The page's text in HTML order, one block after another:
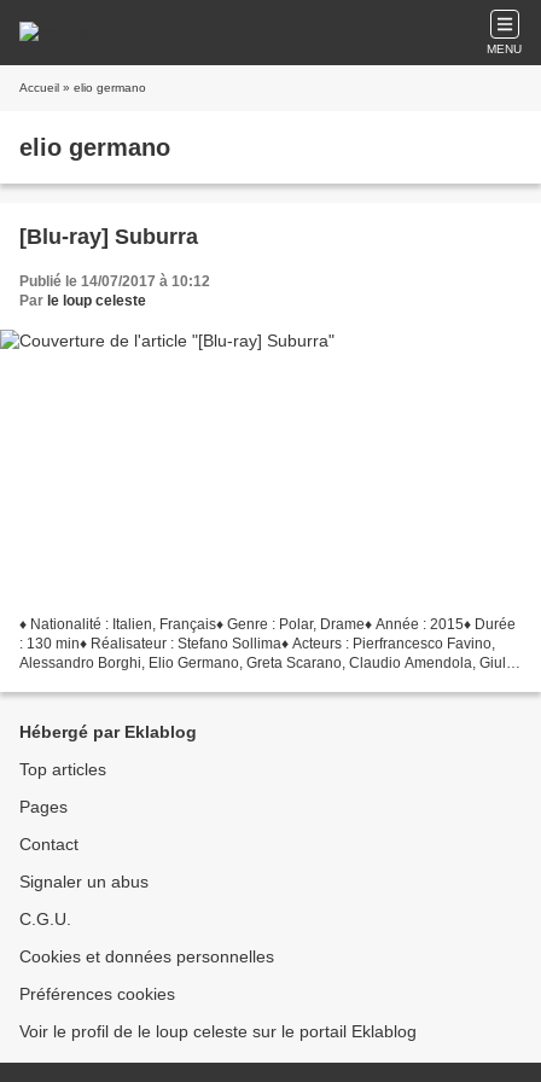
MENU
Accueil » elio germano
elio germano
[Blu-ray] Suburra
Publié le 14/07/2017 à 10:12
Par le loup celeste
♦ Nationalité : Italien, Français♦ Genre : Polar, Drame♦ Année : 2015♦ Durée
: 130 min♦ Réalisateur : Stefano Sollima♦ Acteurs : Pierfrancesco Favino,
Alessandro Borghi, Elio Germano, Greta Scarano, Claudio Amendola, Giulia
Hébergé par Eklablog
Top articles
Pages
Contact
Signaler un abus
C.G.U.
Cookies et données personnelles
Préférences cookies
Voir le profil de le loup celeste sur le portail Eklablog